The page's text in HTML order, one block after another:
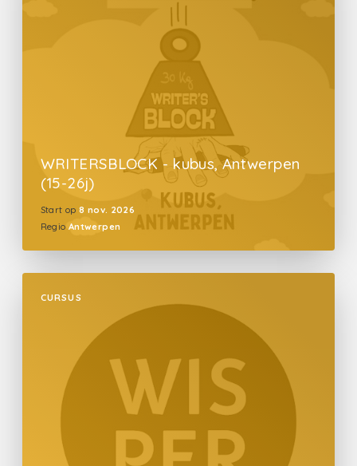
WRITERSBLOCK - kubus, Antwerpen
(15-26j)
Start op 8 nov. 2026
Regio Antwerpen
CURSUS